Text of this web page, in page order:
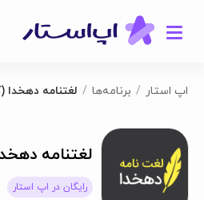
اپ استار برنامه‌ها لغتنامه دهخدا
لغتنامه
رایگان در اپ استار